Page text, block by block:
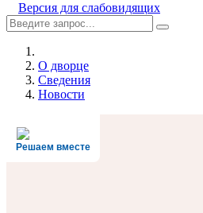
Версия для слабовидящих
О дворце
Сведения
Новости
Решаем вместе